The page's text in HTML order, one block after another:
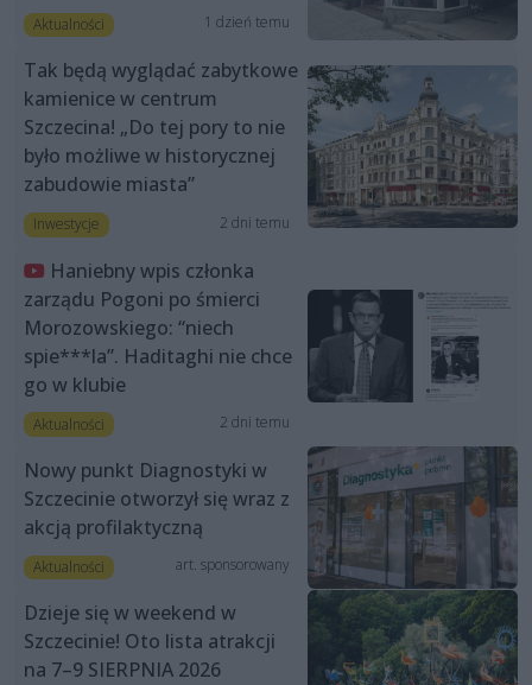
Aktualności 1 dzień temu
Tak będą wyglądać zabytkowe
kamienice w centrum
Szczecina! „Do tej pory to nie
było możliwe w historycznej
zabudowie miasta”
Inwestycje 2 dni temu
Haniebny wpis członka
zarządu Pogoni po śmierci
Morozowskiego: “niech
spie***la”. Haditaghi nie chce
go w klubie
Aktualności 2 dni temu
Nowy punkt Diagnostyki w
Szczecinie otworzył się wraz z
akcją profilaktyczną
Aktualności art. sponsorowany
Dzieje się w weekend w
Szczecinie! Oto lista atrakcji
na 7–9 SIERPNIA 2026